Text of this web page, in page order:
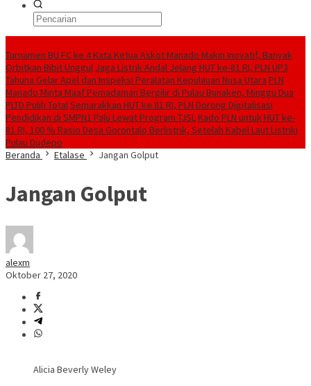
Turnamen BU FC ke 4 Kata Ketua Askot Manado Makin Inovatif, Banyak
Orbitkan Bibit Unggul Jaga Listrik Andal Jelang HUT ke-81 RI, PLN UP3
Tahuna Gelar Apel dan Inspeksi Peralatan Kepulauan Nusa Utara PLN
Manado Minta Maaf Pemadaman Bergilir di Pulau Bunaken, Minggu Dua
PLTD Pulih TotalSemarakkan HUT ke 81 RI, PLN Dorong Digitalisasi
Pendidikan di SMPN1 Palu Lewat Program TJSLKado PLN untuk HUT ke-
81 RI, 100 % Rasio Desa Gorontalo Berlistrik, Setelah Kabel Laut Listriki
Pulau Dudepo
Beranda
Etalase Jangan Golput
Jangan Golput
alexm
Oktober 27, 2020
Alicia Beverly Weley